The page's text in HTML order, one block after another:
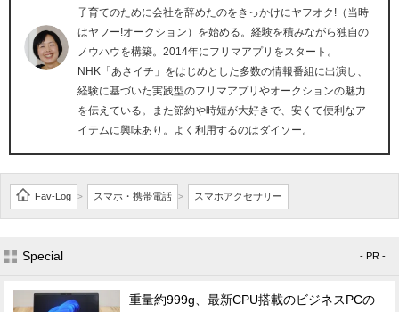
子育てのために会社を辞めたのをきっかけにヤフオク!（当時
はヤフー!オークション）を始める。経験を積みながら独自の
ノウハウを構築。2014年にフリマアプリをスタート。
NHK「あさイチ」をはじめとした多数の情報番組に出演し、
経験に基づいた実践型のフリマアプリやオークションの魅力
を伝えている。また節約や時短が大好きで、安くて便利なア
イテムに興味あり。よく利用するのはダイソー。
Fav-Log > スマホ・携帯電話 > スマホアクセサリー
Special - PR -
重量約999g、最新CPU搭載のビジネスPCの